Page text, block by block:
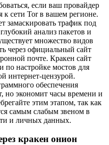
если ваш провайдер
сети Tor в вашем регионе.
замаскировать трафик под
анализ пакетов и
множество видов
через официальный сайт
почте. Кракен сайт
по настройке мостов для
интернет-цензурой.
обеспечения
но экономит часы времени и
этим этапом, так как
самым слабым звеном в
и личных данных.
кракен онион